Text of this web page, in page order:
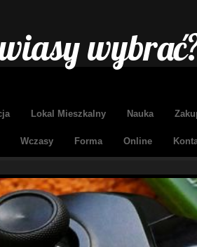
Lokal Mieszkalny Nauka
Wczasy Forma Online